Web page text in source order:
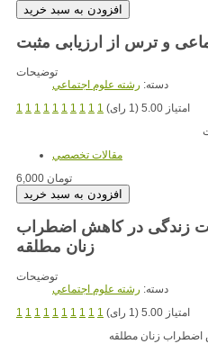
و ترس از ارزیابی مثبت
توضیحات
دسته: رشته علوم اجتماعي
1 1 1 1 1 1 1 1 1 1
امتیاز 5.00 (1 رای)
مقالات تخصصي
6,000 تومان
زندگی در کاهش اضطراب
زنان مطلقه
توضیحات
دسته: رشته علوم اجتماعي
1 1 1 1 1 1 1 1 1 1
امتیاز 5.00 (1 رای)
زنان مطلقه